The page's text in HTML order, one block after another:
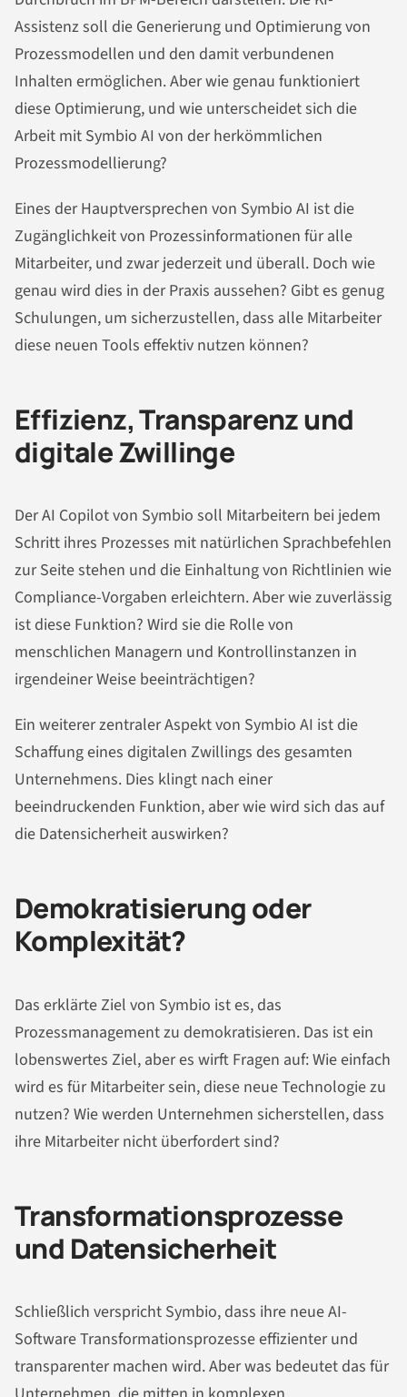
Assistenz soll die Generierung und Optimierung von
Prozessmodellen und den damit verbundenen
Inhalten ermöglichen. Aber wie genau funktioniert
diese Optimierung, und wie unterscheidet sich die
Arbeit mit Symbio AI von der herkömmlichen
Prozessmodellierung?
Eines der Hauptversprechen von Symbio AI ist die
Zugänglichkeit von Prozessinformationen für alle
Mitarbeiter, und zwar jederzeit und überall. Doch wie
genau wird dies in der Praxis aussehen? Gibt es genug
Schulungen, um sicherzustellen, dass alle Mitarbeiter
diese neuen Tools effektiv nutzen können?
Effizienz, Transparenz und
digitale Zwillinge
Der AI Copilot von Symbio soll Mitarbeitern bei jedem
Schritt ihres Prozesses mit natürlichen Sprachbefehlen
zur Seite stehen und die Einhaltung von Richtlinien wie
Compliance-Vorgaben erleichtern. Aber wie zuverlässig
ist diese Funktion? Wird sie die Rolle von
menschlichen Managern und Kontrollinstanzen in
irgendeiner Weise beeinträchtigen?
Ein weiterer zentraler Aspekt von Symbio AI ist die
Schaffung eines digitalen Zwillings des gesamten
Unternehmens. Dies klingt nach einer
beeindruckenden Funktion, aber wie wird sich das auf
die Datensicherheit auswirken?
Demokratisierung oder
Komplexität?
Das erklärte Ziel von Symbio ist es, das
Prozessmanagement zu demokratisieren. Das ist ein
lobenswertes Ziel, aber es wirft Fragen auf: Wie einfach
wird es für Mitarbeiter sein, diese neue Technologie zu
nutzen? Wie werden Unternehmen sicherstellen, dass
ihre Mitarbeiter nicht überfordert sind?
Transformationsprozesse
und Datensicherheit
Schließlich verspricht Symbio, dass ihre neue AI-
Software Transformationsprozesse effizienter und
transparenter machen wird. Aber was bedeutet das für